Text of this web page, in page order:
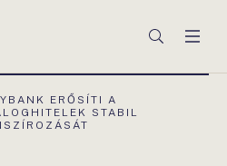
Keresés
ERŐSÍTI A
STABIL